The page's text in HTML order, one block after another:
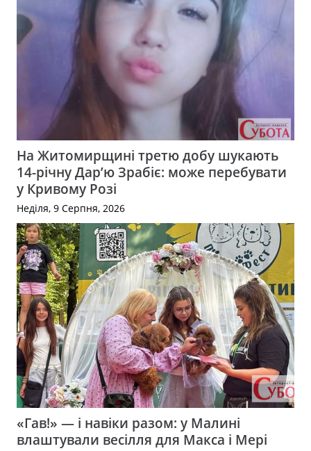
На Житомирщині третю добу шукають
14-річну Дар’ю Зрабіє: може перебувати
у Кривому Розі
Неділя, 9 Серпня, 2026
«Гав!» — і навіки разом: у Малині
влаштували весілля для Макса і Мері